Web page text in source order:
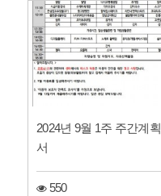
2024년 9월 1주 주간계획
서
550